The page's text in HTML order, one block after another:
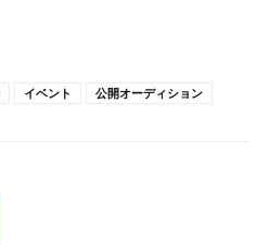
イベント 公開オーディション